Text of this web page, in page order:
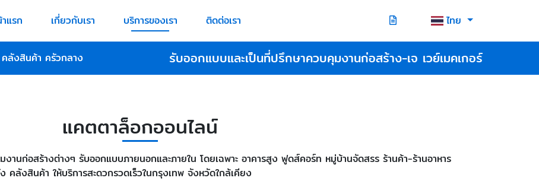
แรก เกี่ยวกับเรา บริการของเรา ติดต่อเรา ไทย
ลังสินค้า ครัวกลาง รับออกแบบและเป็นที่ปรึกษาควบคุมงานก่อสร้าง-เจ เวย์เมคเกอร์
แคตตาล็อกออนไลน์
งานก่อสร้างต่างๆ รับออกแบบภายนอกและภายใน โดยเฉพาะ อาคารสูง ฟูดส์คอร์ท หมู่บ้านจัดสรร ร้านค้า-ร้านอาหาร
คลังสินค้า ให้บริการสะดวกรวดเร็วในกรุงเทพ จังหวัดใกล้เคียง